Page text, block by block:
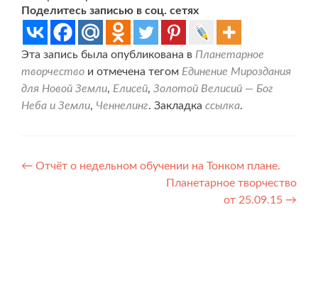
Поделитесь записью в соц. сетях
Эта запись была опубликована в Планетарное
творчество и отмечена тегом Единение Мироздания
для Новой Земли, Елисей, Золотой Велисий — Бог
Неба и Земли, Ченнелинг. Закладка ссылка.
Навигация
← Отчёт о недельном обучении на Тонком плане.
Планетарное творчество
от 25.09.15 →